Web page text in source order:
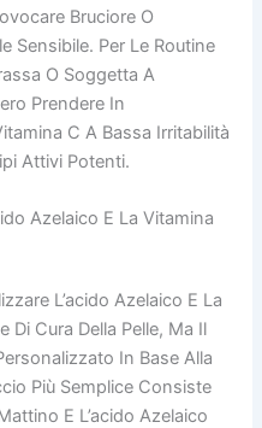
Bruciore O
Sensibile. Per Le Routine
O Soggetta A
Prendere In
C A Bassa Irritabilità
Attivi Potenti.
Azelaico E La Vitamina
L’acido Azelaico E La
Di Cura Della Pelle, Ma Il
In Base Alla
Più Semplice Consiste
E L’acido Azelaico